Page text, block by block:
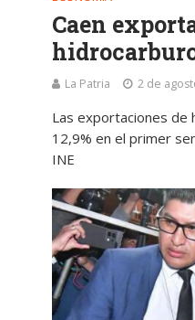
Caen
La Patria 2 de
Las exportaciones de
12,9% en el primer
INE